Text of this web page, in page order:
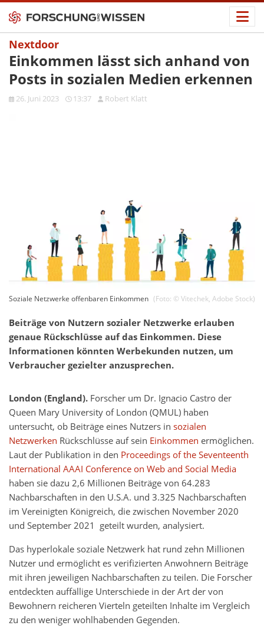
Nextdoor
Einkommen lässt sich anhand von
Posts in sozialen Medien erkennen
26. Juni 2023 13:37 Robert Klatt
Soziale Netzwerke offenbaren Einkommen (Foto: © Vitechek, Adobe Stock)
Beiträge von Nutzern sozialer Netzwerke erlauben
genaue Rückschlüsse auf das Einkommen. Diese
Informationen könnten Werbekunden nutzen, um
Verbraucher gezielter anzusprechen.
London (England). Forscher um Dr. Ignacio Castro der
Queen Mary University of London (QMUL) haben
untersucht, ob Beiträge eines Nutzers in sozialen
Netzwerken Rückschlüsse auf sein Einkommen ermöglichen.
Laut der Publikation in den Proceedings of the Seventeenth
International AAAI Conference on Web and Social Media
haben sie dazu 2,6 Millionen Beiträge von 64.283
Nachbarschaften in den U.S.A. und 3.325 Nachbarschaften
im Vereinigten Königreich, die zwischen November 2020
und September 2021 geteilt wurden, analysiert.
Das hyperlokale soziale Netzwerk hat rund zehn Millionen
Nutzer und ermöglicht es verifizierten Anwohnern Beiträge
mit ihren jeweiligen Nachbarschaften zu teilen. Die Forscher
entdeckten auffällige Unterschiede in der Art der von
Bewohnern reicheren Vierteln geteilten Inhalte im Vergleich
zu den weniger wohlhabenden Gegenden.